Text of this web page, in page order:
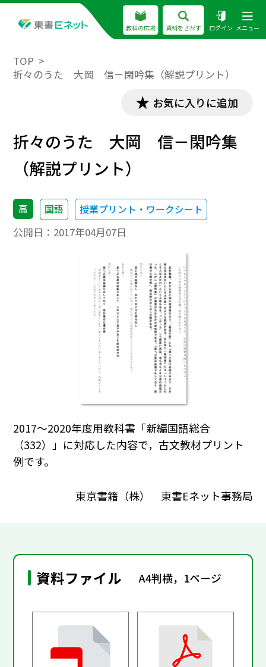
教科の広場 資料をさがす ログイン メニュー
TOP
折々のうた 大岡 信－閑吟集（解説プリント）
お気に入りに追加
折々のうた 大岡 信－閑吟集
（解説プリント）
高 国語 授業プリント・ワークシート
公開日： 2017年04月07日
2017～2020年度用教科書「新編国語総合
（332）」に対応した内容で，古文教材プリント
例です。
東京書籍（株） 東書Eネット事務局
資料ファイル A4判横，1ページ